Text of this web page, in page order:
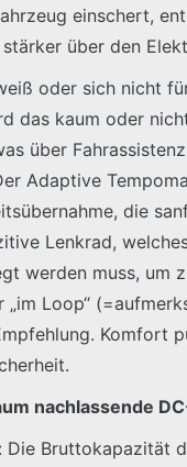
einschert,
über den
oder sich nicht
das kaum oder
über
Adaptive
die
Lenkrad,
werden muss, um
„im Loop“
Komfort
nachlassende
Die Bruttokapazität